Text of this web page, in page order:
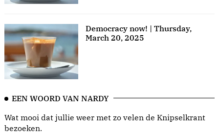
Democracy now! | Thursday,
March 20, 2025
EEN WOORD VAN NARDY
Wat mooi dat jullie weer met zo velen de Knipselkrant
bezoeken.